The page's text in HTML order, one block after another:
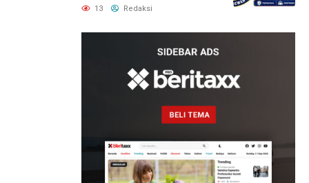
untuk Perusahaan Pers
13 Redaksi
Deli
Serdang
Bantah